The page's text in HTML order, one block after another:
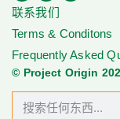
联系我们
Terms & Conditons
Frequently Asked
© Project Origin